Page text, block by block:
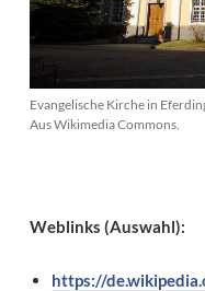
Evangelische Kirche in
Aus Wikimedia Commons.
Weblinks (Auswahl):
https://